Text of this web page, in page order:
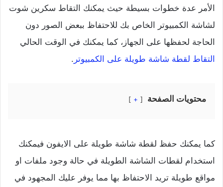
الأمر عدة خطوات بسيطة حيث يمكنك التقاط سكرين شوت
لشاشة الكمبيوتر الخاص بك للاحتفاظ ببعض الصور دون
الحاجة لحفظها على الجهاز، كما يمكنك في الوقت الحالي
التقاط لقطة شاشة طويلة على الكمبيوتر .
محتويات الصفحة +
كما يمكنك حفظ لقطة شاشة طويلة على الايفون فيمكنك
استخدام لقطات الشاشة الطويلة في حالة وجود ملفات او
مواقع طويلة تريد الاحتفاظ بها مما يوفر عليك المجهود في